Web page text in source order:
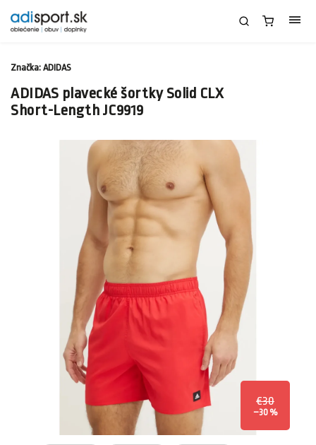
ADIDAS plavecké šortky Solid CLX
Short-Length JC9919
€30
–30 %
Značka: ADIDAS